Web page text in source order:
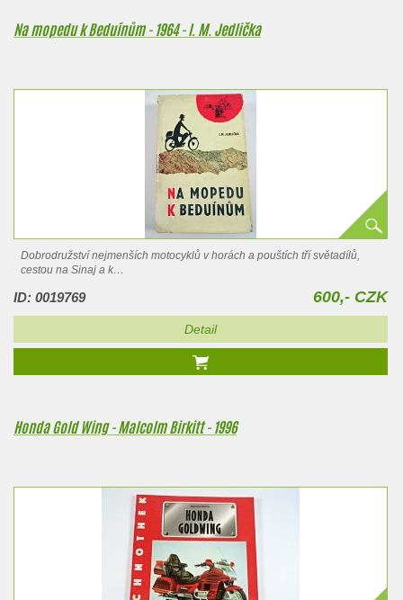
Na mopedu k Beduínům - 1964 - I. M. Jedlička
Dobrodružství nejmenších motocyklů v horách a pouštích tří světadílů,
cestou na Sinaj a k…
ID: 0019769 600,- CZK
Detail
Honda Gold Wing - Malcolm Birkitt - 1996